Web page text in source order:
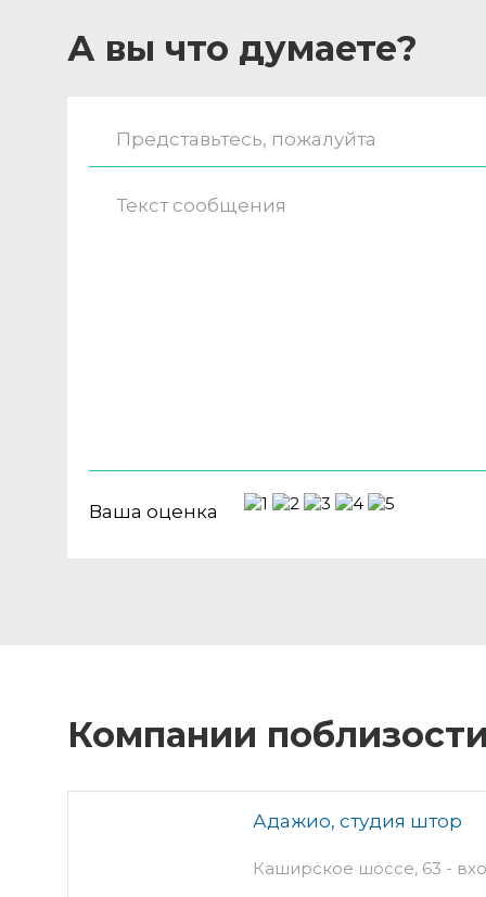
А вы что думаете?
Ваша оценка
Компании поблизости
Адажио, студия штор
Каширское шоссе, 63 -